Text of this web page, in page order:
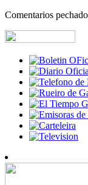
Comentarios